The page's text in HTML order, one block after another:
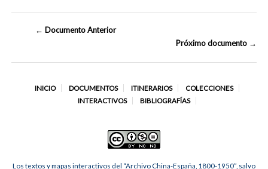
← Documento Anterior
Próximo documento →
INICIO DOCUMENTOS ITINERARIOS
COLECCIONES
INTERACTIVOS
BIBLIOGRAFÍAS
Los textos y mapas interactivos del “Archivo China-España, 1800-1950”, salvo